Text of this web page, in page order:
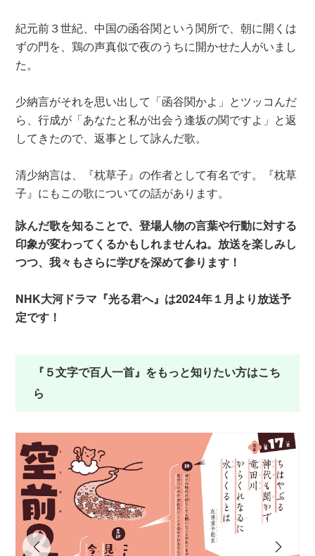
紀元前３世紀、中国の函谷関という関所で、朝に開くは
ずの門を、鶏の声真似で夜のうちに開かせた人がいまし
た。
少納言がそれを思い出して「函谷関かよ」とツッコんだ
ら、行成が「あなたと私が出会う逢坂の関ですよ」と返
してきたので、返事として詠んだ歌。
清少納言は、『枕草子』の作者として有名です。『枕草
子』にもこの歌についての話があります。
詠んだ歌を知ることで、登場人物の言葉や行動に対する
印象が変わってくるかもしれませんね。放送を楽しみし
つつ、我々もさらに学びを深めて参ります！
NHK大河ドラマ『光る君へ』は2024年１月より放送予
定です！
『５文字で百人一首』をもっと知りたい方はこち
ら